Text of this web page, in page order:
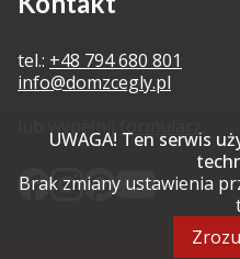
UWAGA! Ten serwis
Brak zmiany ustawienia
tel.: +48 794 680 801
info@domzcegly.pl
lub wypełnij formularz